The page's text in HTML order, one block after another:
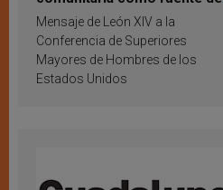
inspiración y santificación
Mensaje de León XIV a la
Conferencia de Superiores
Mayores de Hombres de los
Estados Unidos